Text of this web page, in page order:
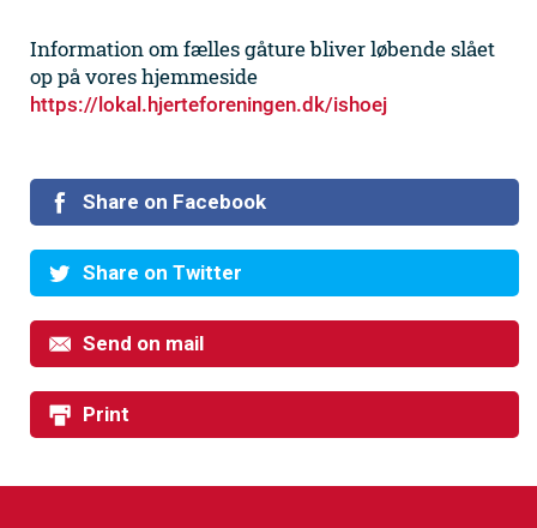
Information om fælles gåture bliver løbende slået
op på vores hjemmeside
https://lokal.hjerteforeningen.dk/ishoej
Share on Facebook
Share on Twitter
Send on mail
Print